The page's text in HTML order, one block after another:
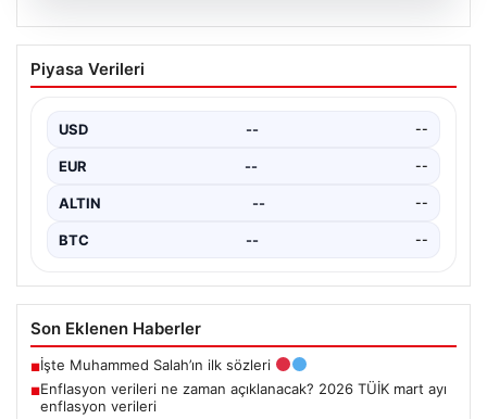
Enflasyon verileri ne zaman
açıklanacak? 2026 TÜİK mart ayı
Piyasa Verileri
USD -- --
EUR -- --
ALTIN -- --
BTC -- --
Son Eklenen Haberler
■İşte Muhammed Salah’ın ilk sözleri
■Enflasyon verileri ne zaman açıklanacak? 2026 TÜİK mart ayı
enflasyon verileri